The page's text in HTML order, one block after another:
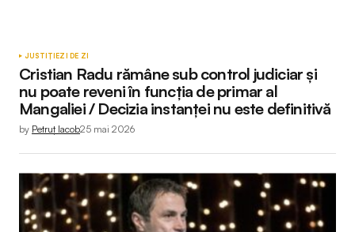
JUSTIȚIEZI DE ZI
Cristian Radu rămâne sub control judiciar și
nu poate reveni în funcția de primar al
Mangaliei / Decizia instanței nu este definitivă
by Petruț Iacob25 mai 2026